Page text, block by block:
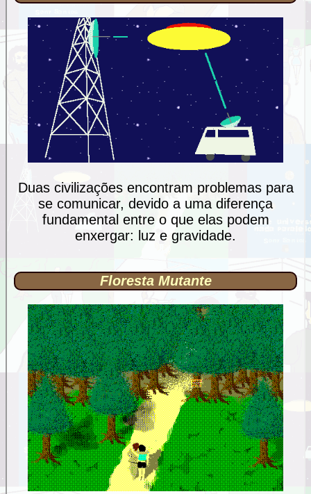
Duas civilizações encontram problemas para
se comunicar, devido a uma diferença
fundamental entre o que elas podem
enxergar: luz e gravidade.
Floresta Mutante